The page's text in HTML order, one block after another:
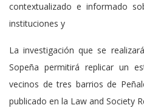
contextualizado e informado
instituciones y
La investigación que se
Sopeña permitirá replicar un
vecinos de tres barrios de
publicado en la Law and Society